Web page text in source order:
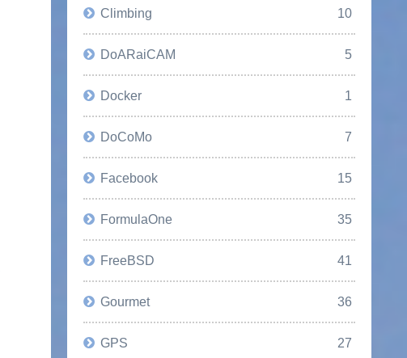
Climbing 10
DoARaiCAM 5
Docker 1
DoCoMo 7
Facebook 15
FormulaOne 35
FreeBSD 41
Gourmet 36
GPS 27